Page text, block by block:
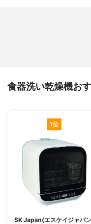
食器洗い乾燥機お
1位
SK Japan(エスケイジャパ